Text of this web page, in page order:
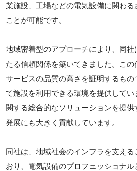
業施設、工場などの電気設備に関わ
ことが可能です。
地域密着型のアプローチにより、同
たる信頼関係を築いてきました。こ
サービスの品質の高さを証明するも
て施設を利用できる環境を提供して
関する総合的なソリューションを提
発展にも大きく貢献しています。
同社は、地域社会のインフラを支え
おり、電気設備のプロフェッショナ